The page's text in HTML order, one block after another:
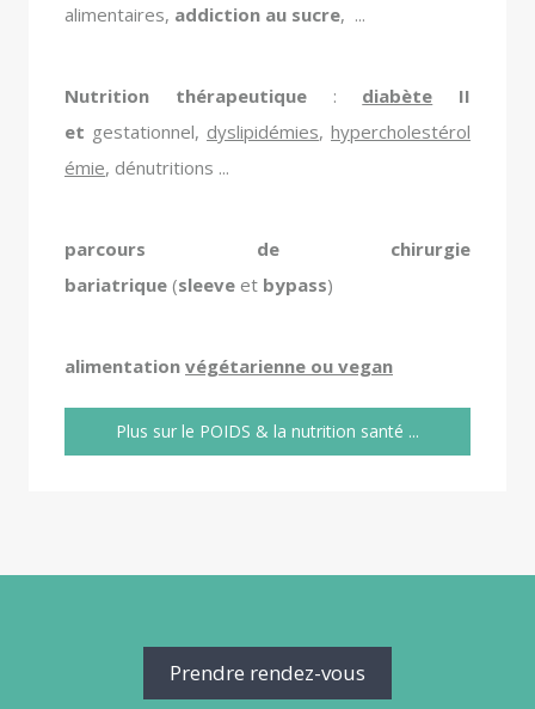
alimentaires, addiction au sucre, ...
Nutrition thérapeutique: diabète II
et gestationnel, dyslipidémies, hypercholestérol
émie, dénutritions ...
parcours de chirurgie
bariatrique (sleeve et bypass)
alimentation végétarienne ou vegan
Plus sur le POIDS & la nutrition santé ...
Prendre rendez-vous